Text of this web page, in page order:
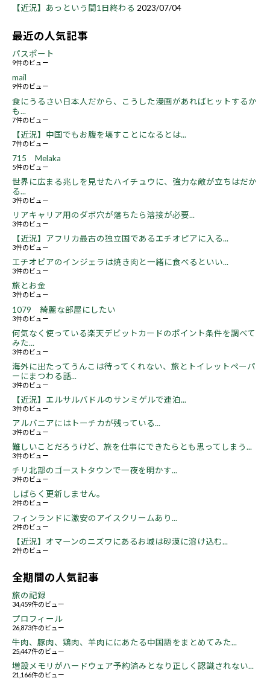
【近況】あっという間1日終わる 2023/07/04
最近の人気記事
パスポート
9件のビュー
mail
9件のビュー
食にうるさい日本人だから、こうした漫画があればヒットするか
も...
7件のビュー
【近況】中国でもお腹を壊すことになるとは...
7件のビュー
715 Melaka
5件のビュー
世界に広まる兆しを見せたハイチュウに、強力な敵が立ちはだか
る...
3件のビュー
リアキャリア用のダボ穴が落ちたら溶接が必要...
3件のビュー
【近況】アフリカ最古の独立国であるエチオピアに入る...
3件のビュー
エチオピアのインジェラは焼き肉と一緒に食べるといい...
3件のビュー
旅とお金
3件のビュー
1079 綺麗な部屋にしたい
3件のビュー
何気なく使っている楽天デビットカードのポイント条件を調べて
みた...
3件のビュー
海外に出たってうんこは待ってくれない、旅とトイレットペーパ
ーにまつわる話...
3件のビュー
【近況】エルサルバドルのサンミゲルで連泊...
3件のビュー
アルバニアにはトーチカが残っている...
3件のビュー
難しいことだろうけど、旅を仕事にできたらとも思ってしまう...
3件のビュー
チリ北部のゴーストタウンで一夜を明かす...
3件のビュー
しばらく更新しません。
2件のビュー
フィンランドに激安のアイスクリームあり...
2件のビュー
【近況】オマーンのニズワにあるお城は砂漠に溶け込む...
2件のビュー
全期間の人気記事
旅の記録
34,459件のビュー
プロフィール
26,873件のビュー
牛肉、豚肉、鶏肉、羊肉ににあたる中国語をまとめてみた...
25,447件のビュー
増設メモリがハードウェア予約済みとなり正しく認識されない...
21,166件のビュー